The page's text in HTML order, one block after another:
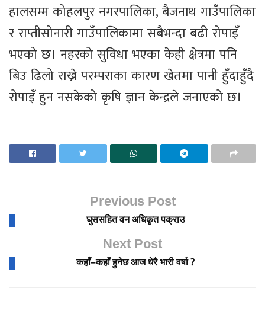
हालसम्म कोहलपुर नगरपालिका, बैजनाथ गाउँपालिका
र राप्तीसोनारी गाउँपालिकामा सबैभन्दा बढी रोपाइँ
भएको छ। नहरको सुविधा भएका केही क्षेत्रमा पनि
बिउ ढिलो राख्ने परम्पराका कारण खेतमा पानी हुँदाहुँदै
रोपाइँ हुन नसकेको कृषि ज्ञान केन्द्रले जनाएको छ।
Previous Post
घुससहित वन अधिकृत पक्राउ
Next Post
कहाँ–कहाँ हुनेछ आज धेरै भारी वर्षा ?